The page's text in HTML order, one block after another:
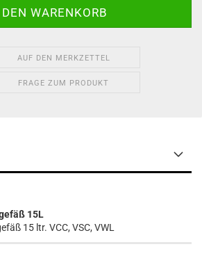
AUF DEN MERKZETTEL
FRAGE ZUM PRODUKT
15L
15 ltr. VCC, VSC, VWL